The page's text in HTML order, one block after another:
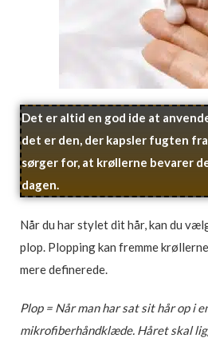
Det er altid en god ide at
det er den, der kapsler fugten
sørger for, at krøllerne bevarer
dagen.
Når du har stylet dit hår, kan du
plop. Plopping kan fremme
mere definerede.
Plop = Når man har sat sit hår op i
mikrofiberhåndklæde. Håret skal